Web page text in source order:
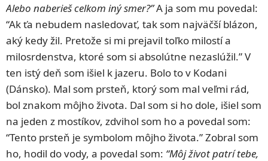
Alebo naberieš celkom iný smer?”A ja som mu povedal:
“Ak ťa nebudem nasledovať, tak som najväčší blázon,
aký kedy žil. Pretože si mi prejavil toľko milostí a
milosrdenstva, ktoré som si absolútne nezaslúžil.” V
ten istý deň som išiel k jazeru. Bolo to v Kodani
(Dánsko). Mal som prsteň, ktorý som mal veľmi rád,
bol znakom môjho života. Dal som si ho dole, išiel som
na jeden z mostíkov, zdvihol som ho a povedal som:
“Tento prsteň je symbolom môjho života.” Zobral som
ho, hodil do vody, a povedal som: “Môj život patrí tebe,